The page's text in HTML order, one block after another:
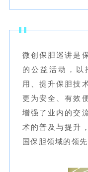
微创保胆巡讲是
的公益活动，以
用、提升保胆技
更为安全、有效
增强了业内的交
术的普及与提升
国保胆领域的领